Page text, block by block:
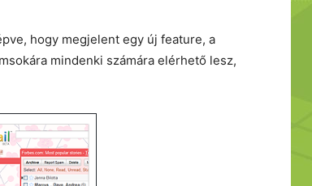
hogy megjelent egy új feature, a
mindenki számára elérhető lesz,